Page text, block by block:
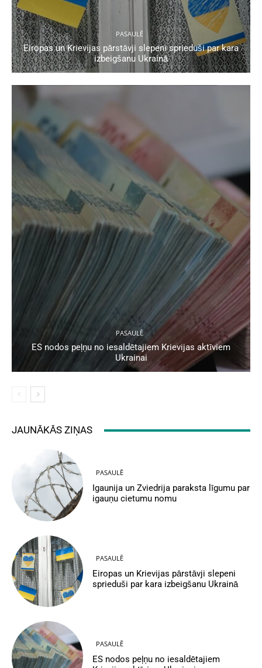
PASAULĒ
Eiropas un Krievijas pārstāvji slepeni sprieduši par kara
izbeigšanu Ukrainā
PASAULĒ
ES nodos peļņu no iesaldētajiem Krievijas aktīviem
Ukrainai
JAUNĀKĀS ZIŅAS
PASAULĒ
Igaunija un Zviedrija paraksta līgumu par
igauņu cietumu nomu
PASAULĒ
Eiropas un Krievijas pārstāvji slepeni
sprieduši par kara izbeigšanu Ukrainā
PASAULĒ
ES nodos peļņu no iesaldētajiem